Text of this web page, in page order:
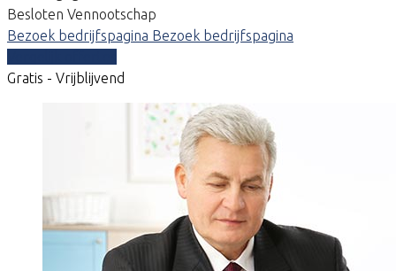
Besloten Vennootschap
Bezoek bedrijfspagina Bezoek bedrijfspagina
Gratis - Vrijblijvend